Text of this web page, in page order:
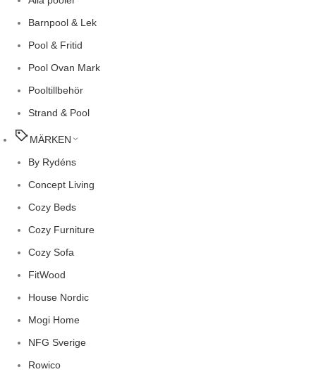
Barnpool & Lek
Pool & Fritid
Pool Ovan Mark
Pooltillbehör
Strand & Pool
MÄRKEN
By Rydéns
Concept Living
Cozy Beds
Cozy Furniture
Cozy Sofa
FitWood
House Nordic
Mogi Home
NFG Sverige
Rowico